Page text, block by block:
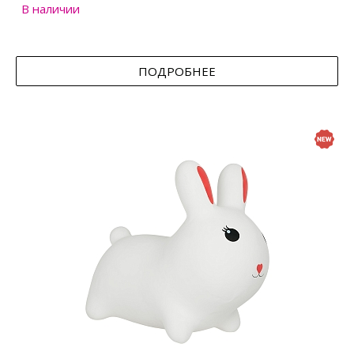
В наличии
ПОДРОБНЕЕ